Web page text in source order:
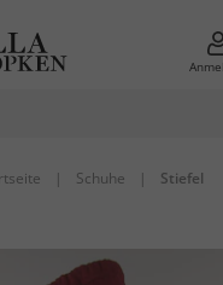
| Schuhe | Stiefel